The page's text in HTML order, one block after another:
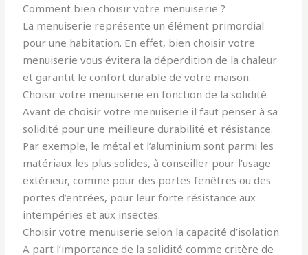
Comment bien choisir votre menuiserie ?
La menuiserie représente un élément primordial
pour une habitation. En effet, bien choisir votre
menuiserie vous évitera la déperdition de la chaleur
et garantit le confort durable de votre maison.
Choisir votre menuiserie en fonction de la solidité
Avant de choisir votre menuiserie il faut penser à sa
solidité pour une meilleure durabilité et résistance.
Par exemple, le métal et l’aluminium sont parmi les
matériaux les plus solides, à conseiller pour l’usage
extérieur, comme pour des portes fenêtres ou des
portes d’entrées, pour leur forte résistance aux
intempéries et aux insectes.
Choisir votre menuiserie selon la capacité d’isolation
A part l’importance de la solidité comme critère de